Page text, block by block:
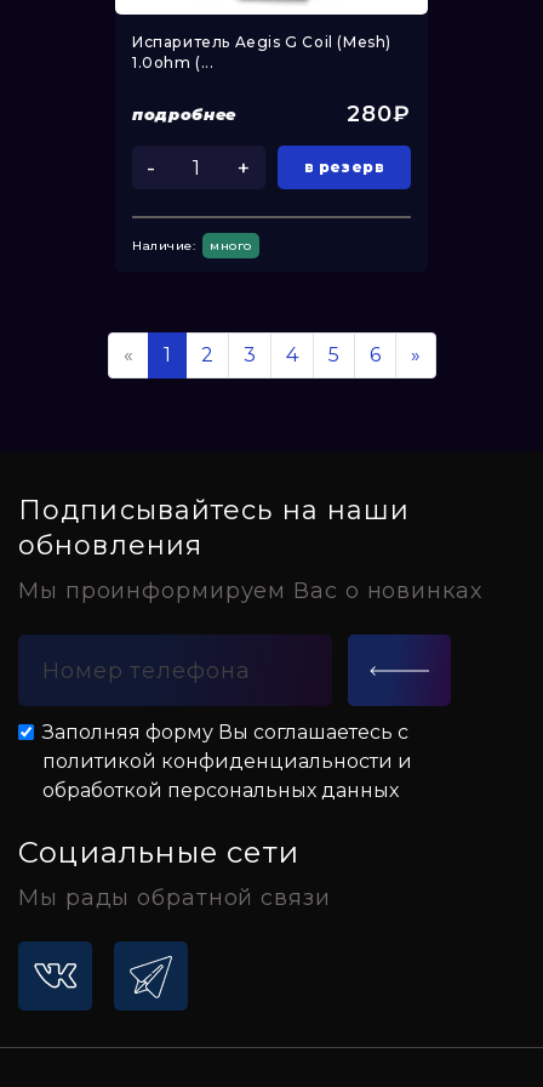
Испаритель Aegis G Coil (Mesh)
1.0ohm (...
подробнее 280₽
- + в резерв
Наличие: много
« 1 2 3 4 5 6 »
Подписывайтесь на наши
обновления
Мы проинформируем Вас о новинках
Заполняя форму Вы соглашаетесь с
политикой конфиденциальности и
обработкой персональных данных
Социальные сети
Мы рады обратной связи